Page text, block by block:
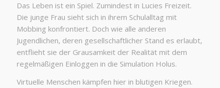
Das Leben ist ein Spiel. Zumindest in Lucies Freizeit.
Die junge Frau sieht sich in ihrem Schulalltag mit
Mobbing konfrontiert. Doch wie alle anderen
Jugendlichen, deren gesellschaftlicher Stand es erlaubt,
entflieht sie der Grausamkeit der Realität mit dem
regelmäßigen Einloggen in die Simulation Holus.
Virtuelle Menschen kämpfen hier in blutigen Kriegen.